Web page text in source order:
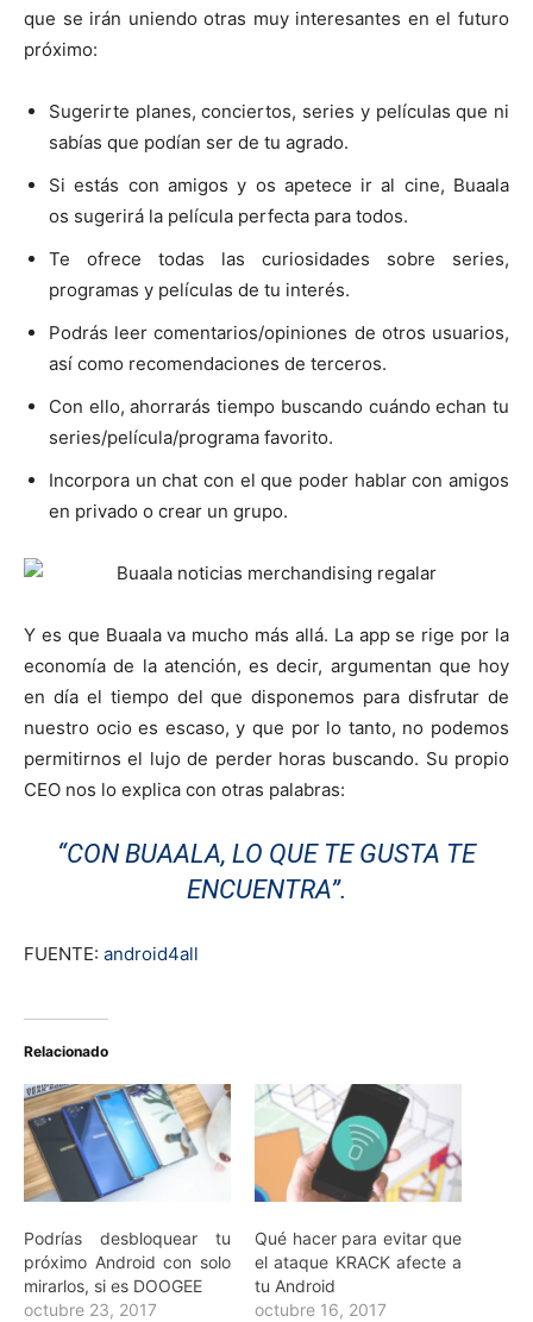
que se irán uniendo otras muy interesantes en el futuro
próximo:
Sugerirte planes, conciertos, series y películas que ni
sabías que podían ser de tu agrado.
Si estás con amigos y os apetece ir al cine, Buaala
os sugerirá la película perfecta para todos.
Te ofrece todas las curiosidades sobre series,
programas y películas de tu interés.
Podrás leer comentarios/opiniones de otros usuarios,
así como recomendaciones de terceros.
Con ello, ahorrarás tiempo buscando cuándo echan tu
series/película/programa favorito.
Incorpora un chat con el que poder hablar con amigos
en privado o crear un grupo.
Y es que Buaala va mucho más allá. La app se rige por la
economía de la atención, es decir, argumentan que hoy
en día el tiempo del que disponemos para disfrutar de
nuestro ocio es escaso, y que por lo tanto, no podemos
permitirnos el lujo de perder horas buscando. Su propio
CEO nos lo explica con otras palabras:
“CON BUAALA, LO QUE TE GUSTA TE
ENCUENTRA”.
FUENTE: android4all
Relacionado
Podrías desbloquear tu
próximo Android con solo
mirarlos, si es DOOGEE
octubre 23, 2017
Qué hacer para evitar que
el ataque KRACK afecte a
tu Android
octubre 16, 2017